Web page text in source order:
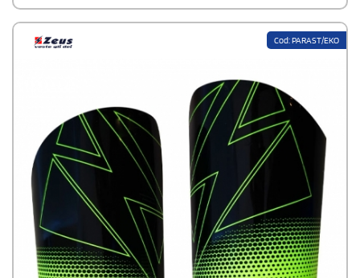
funzionalità design e visibilità del brand
Cod: PARAST/EKO